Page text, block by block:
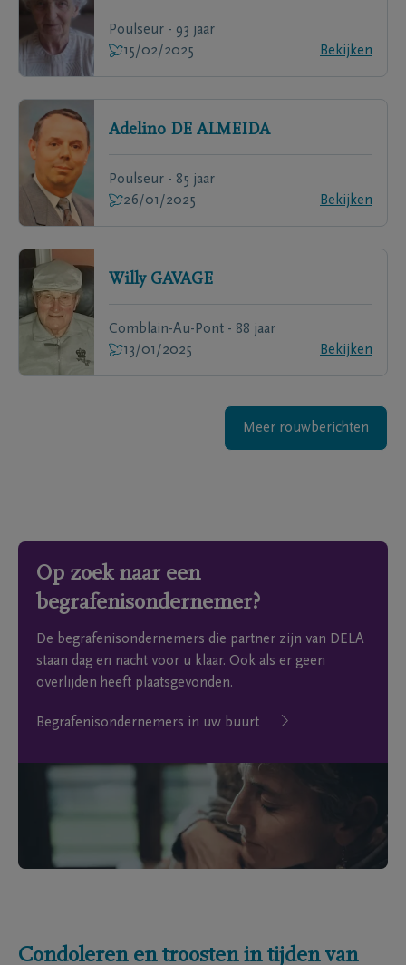
Poulseur - 93 jaar
15/02/2025
Bekijken
Adelino DE ALMEIDA
Poulseur - 85 jaar
26/01/2025
Bekijken
Willy GAVAGE
Comblain-Au-Pont - 88 jaar
13/01/2025
Bekijken
Meer rouwberichten
Op zoek naar een
begrafenisondernemer?
De begrafenisondernemers die partner zijn van DELA
staan dag en nacht voor u klaar. Ook als er geen
overlijden heeft plaatsgevonden.
Begrafenisondernemers in uw buurt
Condoleren en troosten in tijden van